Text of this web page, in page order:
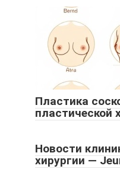
Пластика
пластической
Новости
хирургии —